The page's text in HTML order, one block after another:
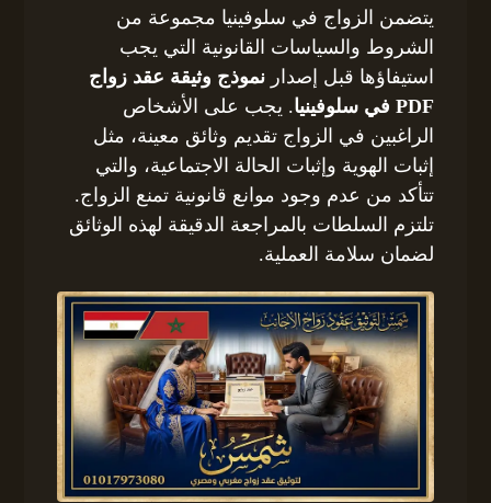
يتضمن الزواج في سلوفينيا مجموعة من
الشروط والسياسات القانونية التي يجب
استيفاؤها قبل إصدارنموذج وثيقة عقد زواج
PDF في سلوفينيا
. يجب على الأشخاص
الراغبين في الزواج تقديم وثائق معينة، مثل
إثبات الهوية وإثبات الحالة الاجتماعية، والتي
تتأكد من عدم وجود موانع قانونية تمنع الزواج.
تلتزم السلطات بالمراجعة الدقيقة لهذه الوثائق
لضمان سلامة العملية.